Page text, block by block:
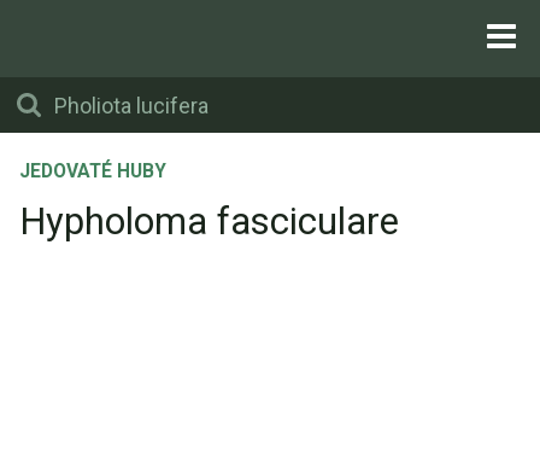
JEDOVATÉ HUBY
Hypholoma fasciculare